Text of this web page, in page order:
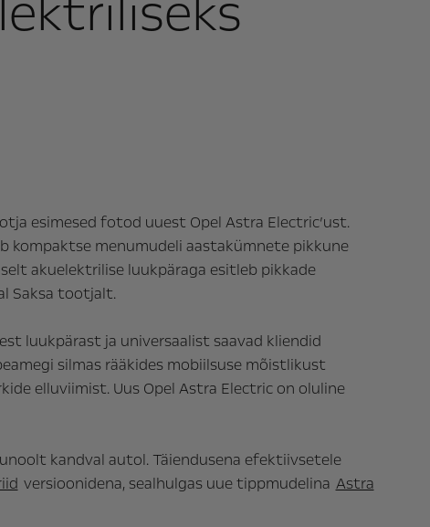
esimesed fotod uuest Opel Astra Electric’ust.
kompaktse menumudeli aastakümnete pikkune
akuelektrilise luukpäraga esitleb pikkade
Saksa tootjalt.
luukpärast ja universaalist saavad kliendid
silmas rääkides mobiilsuse mõistlikust
elluviimist. Uus Opel Astra Electric on oluline
kandval autol. Täiendusena efektiivsetele
versioonidena, sealhulgas uue tippmudelina Astra